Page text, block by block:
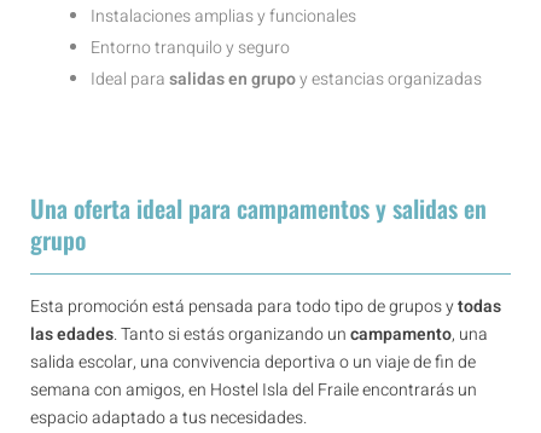
Instalaciones amplias y funcionales
Entorno tranquilo y seguro
Ideal parasalidas en grupoy estancias organizadas
Una oferta ideal para campamentos y salidas en
grupo
Esta promoción está pensada para todo tipo de grupos ytodas
las edades. Tanto si estás organizando uncampamento, una
salida escolar, una convivencia deportiva o un viaje de fin de
semana con amigos, en Hostel Isla del Fraile encontrarás un
espacio adaptado a tus necesidades.